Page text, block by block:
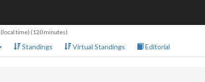
(local time) (120 minutes)
Standings Virtual Standings Editorial